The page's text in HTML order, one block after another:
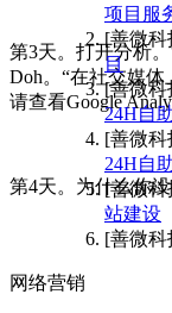
第3天。打开分析
Doh。“在社交媒
请查看Google
第4天。为什么你
项目服
[善微科
目
[善微科
24H自
[善微科
24H自
[善微科
站建设
[善微科
网络营销